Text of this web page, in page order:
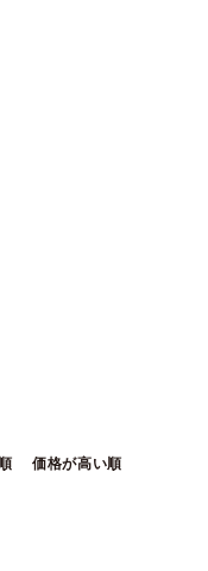
価格が高い順